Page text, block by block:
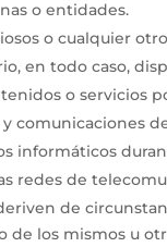
o entidades.
o cualquier
en todo caso,
o servicios
comunicaciones
informáticos
redes de
de
de los mismos u